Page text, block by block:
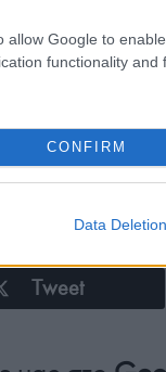
allow Google to
functionality and
CONFIRM
Data Deletion
περισσότερο
Tweet